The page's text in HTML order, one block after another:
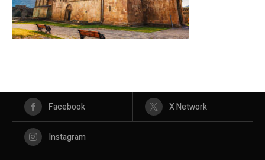
Facebook X Network
Instagram